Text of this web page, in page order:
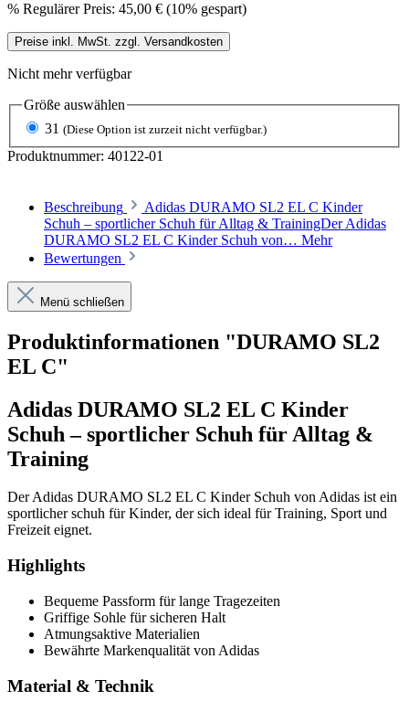
% Regulärer Preis: 45,00 € (10% gespart)
Preise inkl. MwSt. zzgl. Versandkosten
Nicht mehr verfügbar
Größe auswählen
31 (Diese Option ist zurzeit nicht verfügbar.)
Produktnummer: 40122-01
Beschreibung
Adidas DURAMO SL2 EL C Kinder
Schuh – sportlicher Schuh für Alltag & TrainingDer Adidas
DURAMO SL2 EL C Kinder Schuh von… Mehr
Bewertungen
Menü schließen
Produktinformationen "DURAMO SL2
EL C"
Adidas DURAMO SL2 EL C Kinder
Schuh – sportlicher Schuh für Alltag &
Training
Der Adidas DURAMO SL2 EL C Kinder Schuh von Adidas ist ein
sportlicher schuh für Kinder, der sich ideal für Training, Sport und
Freizeit eignet.
Highlights
Bequeme Passform für lange Tragezeiten
Griffige Sohle für sicheren Halt
Atmungsaktive Materialien
Bewährte Markenqualität von Adidas
Material & Technik